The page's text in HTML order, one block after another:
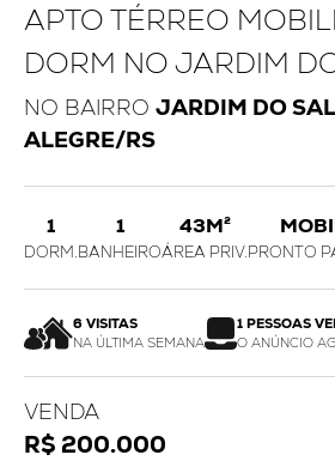
APTO TÉRREO
DORM NO JARDIM
NO BAIRRO JARDIM DO
ALEGRE/RS
1
DORM.
1
BANHEIRO
43M²
ÁREA PRIV.PRONTO
6 VISITAS
NA ÚLTIMA SEMANA
1 PESSOAS
O ANÚNCIO
VENDA
R$ 200.000